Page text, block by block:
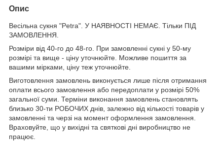
Опис
Весільна сукня "Petra". У НАЯВНОСТІ НЕМАЄ. Тільки ПІД
ЗАМОВЛЕННЯ.
Розміри від 40-го до 48-го. При замовленні сукні у 50-му
розмірі та вище - ціну уточнюйте. Можливе пошиття за
вашими мірками, ціну теж уточнюйте.
Виготовлення замовлень виконується лише після отримання
оплати всього замовлення або передоплати у розмірі 50%
загальної суми. Терміни виконання замовлень становлять
близько 30-ти РОБОЧИХ днів, залежно від кількості товарів у
замовленні та черзі на момент оформлення замовлення.
Враховуйте, що у вихідні та святкові дні виробництво не
працює.